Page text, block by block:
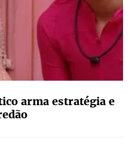
arma estratégia e